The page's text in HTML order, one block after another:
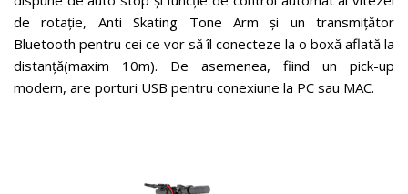
de rotație, Anti Skating Tone Arm și un transmițător
Bluetooth pentru cei ce vor să îl conecteze la o boxă aflată la
distanţă(maxim 10m). De asemenea, fiind un pick-up
modern, are porturi USB pentru conexiune la PC sau MAC.